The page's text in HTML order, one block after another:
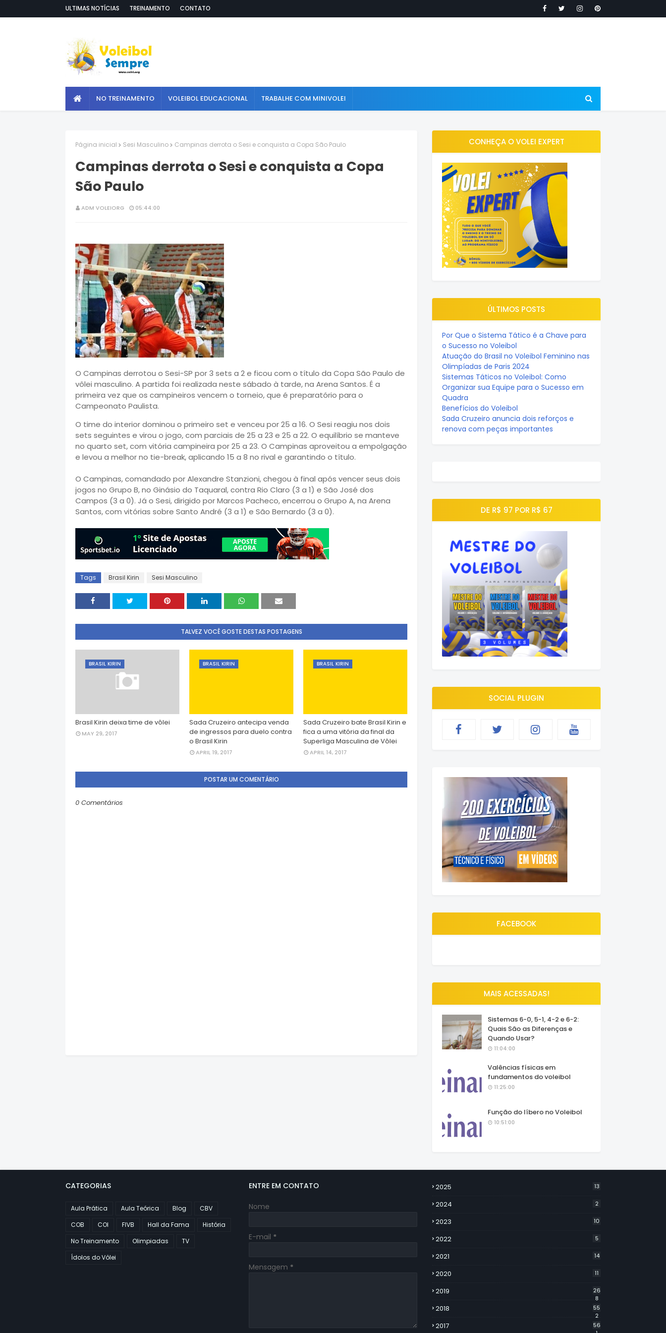
ULTIMAS NOTÍCIAS TREINAMENTO CONTATO
NO TREINAMENTO VOLEIBOL EDUCACIONAL TRABALHE COM MINIVOLEI
Página inicial Sesi Masculino Campinas derrota o Sesi e conquista a Copa São Paulo
Campinas derrota o Sesi e conquista a Copa
São Paulo
ADM VOLEIORG 05:44:00
O Campinas derrotou o Sesi-SP por 3 sets a 2 e ficou com o título da Copa São Paulo de
vôlei masculino. A partida foi realizada neste sábado à tarde, na Arena Santos. É a
primeira vez que os campineiros vencem o torneio, que é preparatório para o
Campeonato Paulista.
O time do interior dominou o primeiro set e venceu por 25 a 16. O Sesi reagiu nos dois
sets seguintes e virou o jogo, com parciais de 25 a 23 e 25 a 22. O equilíbrio se manteve
no quarto set, com vitória campineira por 25 a 23. O Campinas aproveitou a empolgação
e levou a melhor no tie-break, aplicando 15 a 8 no rival e garantindo o título.
O Campinas, comandado por Alexandre Stanzioni, chegou à final após vencer seus dois
jogos no Grupo B, no Ginásio do Taquaral, contra Rio Claro (3 a 1) e São José dos
Campos (3 a 0). Já o Sesi, dirigido por Marcos Pacheco, encerrou o Grupo A, na Arena
Santos, com vitórias sobre Santo André (3 a 1) e São Bernardo (3 a 0).
Tags Brasil Kirin Sesi Masculino
TALVEZ VOCÊ GOSTE DESTAS POSTAGENS
BRASIL KIRIN
Brasil Kirin deixa time de vôlei
MAY 29, 2017
BRASIL KIRIN
Sada Cruzeiro antecipa venda
de ingressos para duelo contra
o Brasil Kirin
APRIL 19, 2017
BRASIL KIRIN
Sada Cruzeiro bate Brasil Kirin e
fica a uma vitória da final da
Superliga Masculina de Vôlei
APRIL 14, 2017
POSTAR UM COMENTÁRIO
0 Comentários
CONHEÇA O VOLEI EXPERT
ÚLTIMOS POSTS
Por Que o Sistema Tático é a Chave para
o Sucesso no Voleibol
Atuação do Brasil no Voleibol Feminino nas
Olimpíadas de Paris 2024
Sistemas Táticos no Voleibol: Como
Organizar sua Equipe para o Sucesso em
Quadra
Benefícios do Voleibol
Sada Cruzeiro anuncia dois reforços e
renova com peças importantes
DE R$ 97 POR R$ 67
SOCIAL PLUGIN
FACEBOOK
MAIS ACESSADAS!
Sistemas 6-0, 5-1, 4-2 e 6-2:
Quais São as Diferenças e
Quando Usar?
11:04:00
Valências físicas em
fundamentos do voleibol
11:25:00
Função do líbero no Voleibol
10:51:00
CATEGORIAS
Aula Prática Aula Teórica Blog
CBV
COB
COI FIVB Hall da Fama
História
No Treinamento
Olimpiadas
TV
Ídolos do Vôlei
ENTRE EM CONTATO
Nome
E-mail *
Mensagem *
2025 13
2024 2
2023 10
2022 5
2021 14
2020 11
2019
26
8
2018
55
2
2017
56